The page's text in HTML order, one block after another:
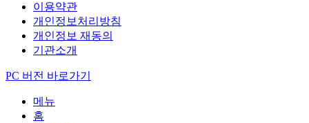
이용약관
개인정보처리방침
개인정보 재동의
기관소개
PC 버전 바로가기
메뉴
홈